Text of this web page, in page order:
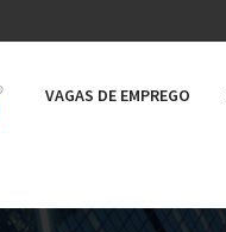
VAGAS DE EMPREGO